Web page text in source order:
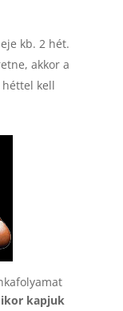
kb. 2 hét.
akkor a
kell
kapjuk